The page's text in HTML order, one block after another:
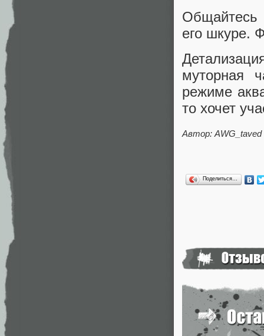
Общайтесь
его шкуре.
муторная
режиме
то хочет
Автор: AWG_taved
Поделиться…